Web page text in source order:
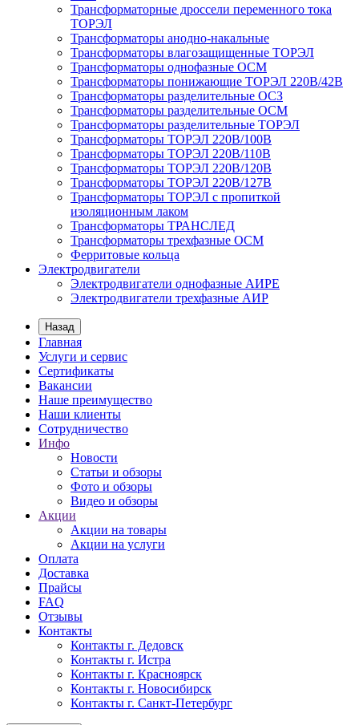
Трансформаторные дроссели переменного тока
ТОРЭЛ
Трансформаторы анодно-накальные
Трансформаторы влагозащищенные ТОРЭЛ
Трансформаторы однофазные ОСМ
Трансформаторы понижающие ТОРЭЛ 220В/42В
Трансформаторы разделительные ОСЗ
Трансформаторы разделительные ОСМ
Трансформаторы разделительные ТОРЭЛ
Трансформаторы ТОРЭЛ 220В/100В
Трансформаторы ТОРЭЛ 220В/110В
Трансформаторы ТОРЭЛ 220В/120В
Трансформаторы ТОРЭЛ 220В/127В
Трансформаторы ТОРЭЛ с пропиткой
изоляционным лаком
Трансформаторы ТРАНСЛЕД
Трансформаторы трехфазные ОСМ
Ферритовые кольца
Электродвигатели
Электродвигатели однофазные АИРЕ
Электродвигатели трехфазные АИР
Назад
Главная
Услуги и сервис
Сертификаты
Вакансии
Наше преимущество
Наши клиенты
Сотрудничество
Инфо
Новости
Статьи и обзоры
Фото и обзоры
Видео и обзоры
Акции
Акции на товары
Акции на услуги
Оплата
Доставка
Прайсы
FAQ
Отзывы
Контакты
Контакты г. Дедовск
Контакты г. Истра
Контакты г. Красноярск
Контакты г. Новосибирск
Контакты г. Санкт-Петербург